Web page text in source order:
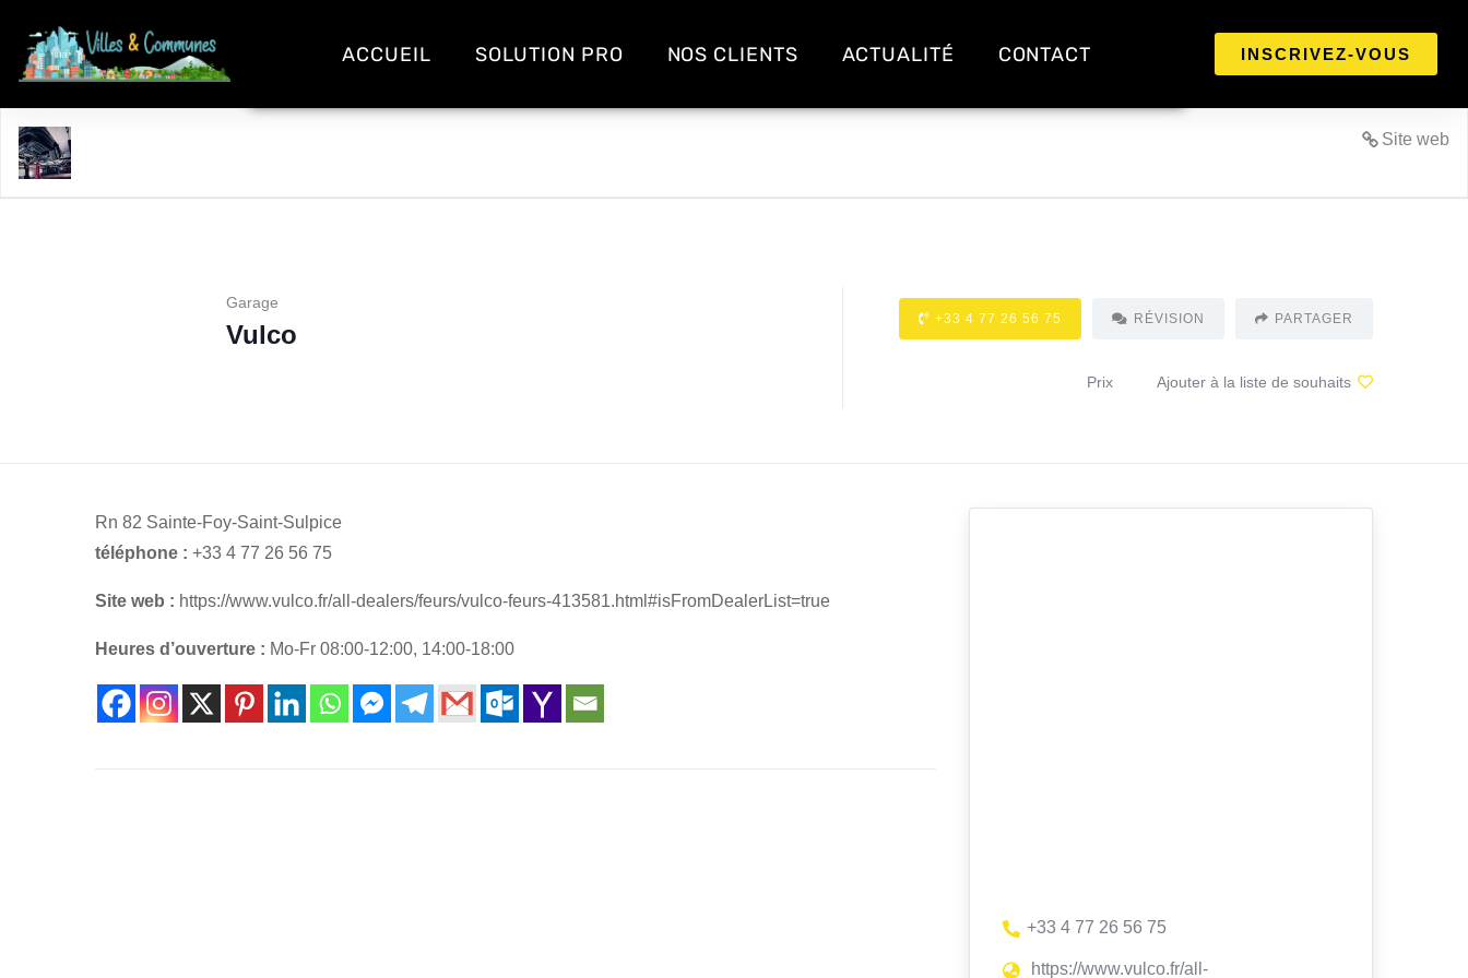
ACCUEIL SOLUTION PRO NOS CLIENTS ACTUALITÉ CONTACT INSCRIVEZ-VOUS
Site web
Garage
Vulco
+33 4 77 26 56 75 RÉVISION PARTAGER
Prix Ajouter à la liste de souhaits
Rn 82 Sainte-Foy-Saint-Sulpice
téléphone : +33 4 77 26 56 75
Site web : https://www.vulco.fr/all-dealers/feurs/vulco-feurs-413581.html#isFromDealerList=true
Heures d’ouverture : Mo-Fr 08:00-12:00, 14:00-18:00
+33 4 77 26 56 75
https://www.vulco.fr/all-